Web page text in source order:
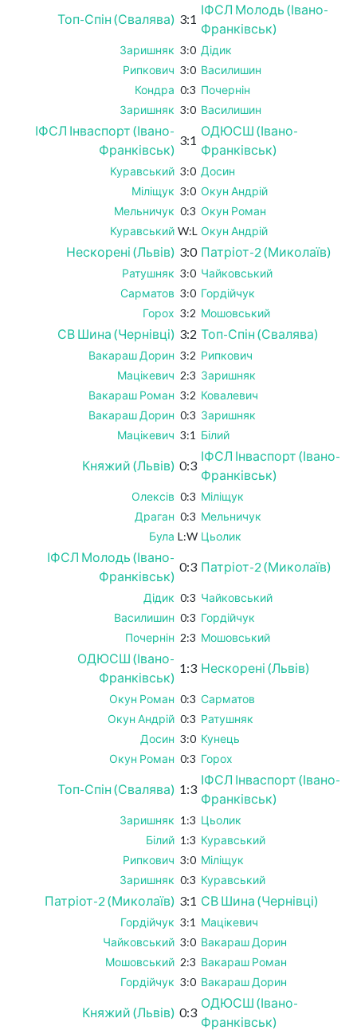
Топ-Спін (Свалява) 3:1
ІФСЛ Молодь (Івано-
Франківськ)
Заришняк 3:0 Дідик
Рипкович 3:0 Василишин
Кондра 0:3 Почернін
Заришняк 3:0 Василишин
ІФСЛ Інваспорт (Івано-
Франківськ)
3:1
ОДЮСШ (Івано-
Франківськ)
Куравський 3:0 Досин
Міліщук 3:0 Окун Андрій
Мельничук 0:3 Окун Роман
Куравський W:L Окун Андрій
Нескорені (Львів) 3:0 Патріот-2 (Миколаїв)
Ратушняк 3:0 Чайковський
Сарматов 3:0 Гордійчук
Горох 3:2 Мошовський
СВ Шина (Чернівці) 3:2 Топ-Спін (Свалява)
Вакараш Дорин 3:2 Рипкович
Мацікевич 2:3 Заришняк
Вакараш Роман 3:2 Ковалевич
Вакараш Дорин 0:3 Заришняк
Мацікевич 3:1 Білий
Княжий (Львів) 0:3
ІФСЛ Інваспорт (Івано-
Франківськ)
Олексів 0:3 Міліщук
Драган 0:3 Мельничук
Була L:W Цьолик
ІФСЛ Молодь (Івано-
Франківськ)
0:3 Патріот-2 (Миколаїв)
Дідик 0:3 Чайковський
Василишин 0:3 Гордійчук
Почернін 2:3 Мошовський
ОДЮСШ (Івано-
Франківськ)
1:3 Нескорені (Львів)
Окун Роман 0:3 Сарматов
Окун Андрій 0:3 Ратушняк
Досин 3:0 Кунець
Окун Роман 0:3 Горох
Топ-Спін (Свалява) 1:3
ІФСЛ Інваспорт (Івано-
Франківськ)
Заришняк 1:3 Цьолик
Білий 1:3 Куравський
Рипкович 3:0 Міліщук
Заришняк 0:3 Куравський
Патріот-2 (Миколаїв) 3:1 СВ Шина (Чернівці)
Гордійчук 3:1 Мацікевич
Чайковський 3:0 Вакараш Дорин
Мошовський 2:3 Вакараш Роман
Гордійчук 3:0 Вакараш Дорин
Княжий (Львів) 0:3
ОДЮСШ (Івано-
Франківськ)